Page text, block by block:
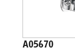
A05670